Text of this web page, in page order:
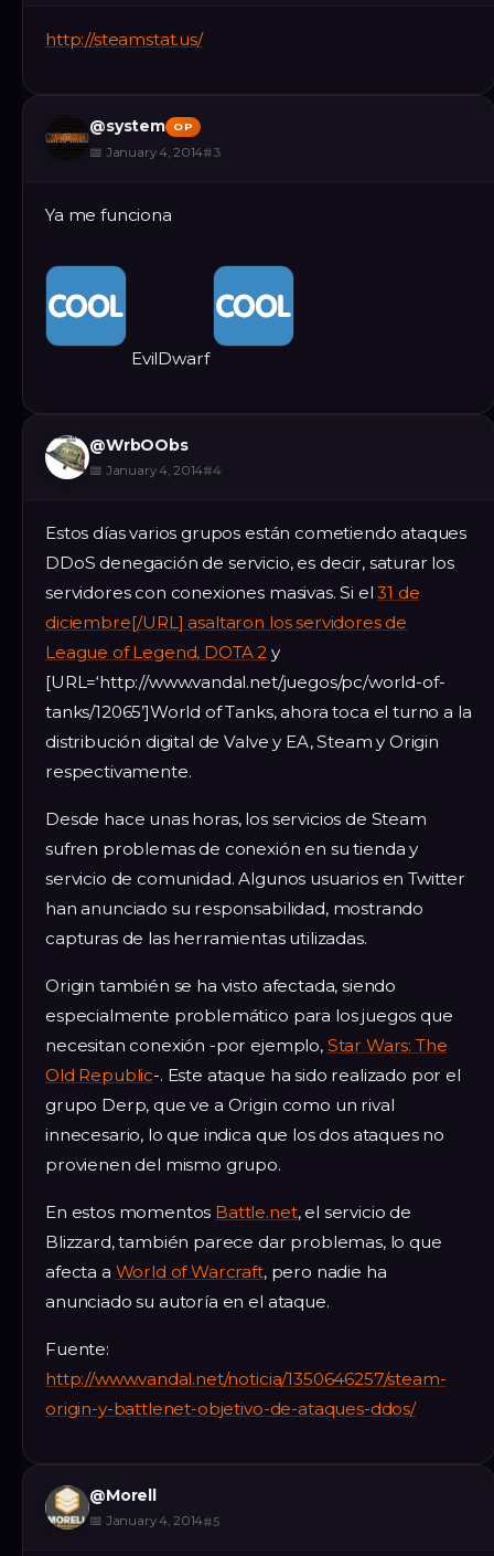
http://steamstat.us/
@system OP
📅 January 4, 2014#3
Ya me funciona
EvilDwarf
@WrbOObs
📅 January 4, 2014#4
Estos días varios grupos están cometiendo ataques
DDoS denegación de servicio, es decir, saturar los
servidores con conexiones masivas. Si el31 de
diciembre[/URL] asaltaron los servidores de
League of Legend, DOTA 2 y
[URL=‘http://www.vandal.net/juegos/pc/world-of-
tanks/12065’]World of Tanks, ahora toca el turno a la
distribución digital de Valve y EA, Steam y Origin
respectivamente.
Desde hace unas horas, los servicios de Steam
sufren problemas de conexión en su tienda y
servicio de comunidad. Algunos usuarios en Twitter
han anunciado su responsabilidad, mostrando
capturas de las herramientas utilizadas.
Origin también se ha visto afectada, siendo
especialmente problemático para los juegos que
necesitan conexión -por ejemplo, Star Wars: The
Old Republic-. Este ataque ha sido realizado por el
grupo Derp, que ve a Origin como un rival
innecesario, lo que indica que los dos ataques no
provienen del mismo grupo.
En estos momentos Battle.net, el servicio de
Blizzard, también parece dar problemas, lo que
afecta a World of Warcraft, pero nadie ha
anunciado su autoría en el ataque.
Fuente:
http://www.vandal.net/noticia/1350646257/steam-
origin-y-battlenet-objetivo-de-ataques-ddos/
@Morell
📅 January 4, 2014#5